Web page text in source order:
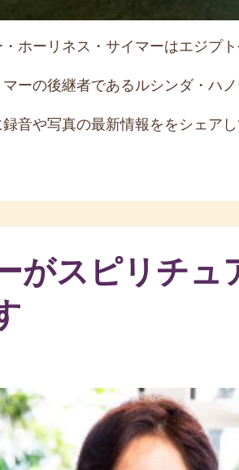
ホーリネス・サイマーはエジプト
ーの後継者であるルシンダ・ハ
音や写真の最新情報ををシェアし
がスピリチュ